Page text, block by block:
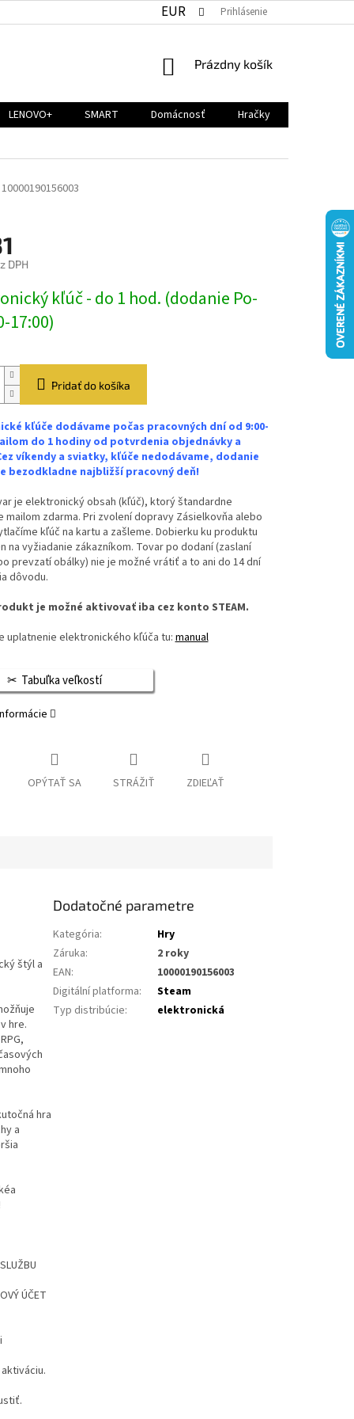
EUR Prihlásenie
NÁKUPNÝ
Prázdny košík
LENOVO+ SMART Domácnosť
Hračky
10000190156003
DPH
kľúč - do 1 hod. (dodanie Po-
17:00)
Pridať do košíka
kľúče dodávame počas pracovných dní od 9:00-
do 1 hodiny od potvrdenia objednávky a
víkendy a sviatky, kľúče nedodávame, dodanie
bezodkladne najbližší pracovný deň!
je elektronický obsah (kľúč), ktorý štandardne
mailom zdarma. Pri zvolení dopravy Zásielkovňa alebo
kľúč na kartu a zašleme. Dobierku ku produktu
na vyžiadanie zákazníkom. Tovar po dodaní (zaslaní
prevzatí obálky) nie je možné vrátiť a to ani do 14 dní
dôvodu.
je možné aktivovať iba cez konto STEAM.
uplatnenie elektronického kľúča tu:manual
Tabuľka veľkostí
OPÝTAŤ SA STRÁŽIŤ ZDIEĽAŤ
štýl a
hre.
hra
a
ÚČET
Dodatočné parametre
Kategória:
Hry
Záruka:
2 roky
EAN:
10000190156003
Digitální platforma:
Steam
Typ distribúcie: elektronická